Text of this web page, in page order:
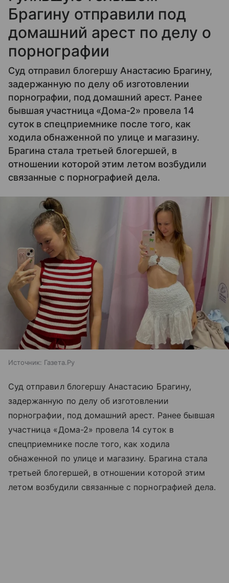
Брагину отправили под
домашний арест по делу о
порнографии
Суд отправил блогершу Анастасию Брагину,
задержанную по делу об изготовлении
порнографии, под домашний арест. Ранее
бывшая участница «Дома-2» провела 14
суток в спецприемнике после того, как
ходила обнаженной по улице и магазину.
Брагина стала третьей блогершей, в
отношении которой этим летом возбудили
связанные с порнографией дела.
Источник: Газета.Ру
Суд отправил блогершу Анастасию Брагину,
задержанную по делу об изготовлении
порнографии, под домашний арест. Ранее бывшая
участница «Дома-2» провела 14 суток в
спецприемнике после того, как ходила
обнаженной по улице и магазину. Брагина стала
третьей блогершей, в отношении которой этим
летом возбудили связанные с порнографией дела.